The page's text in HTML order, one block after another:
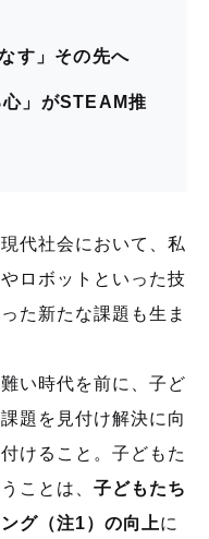
す」その先へ
心」がSTEAM推
代社会において、私
やロボットといった技
た新たな課題も生ま
い時代を前に、子ど
題を見付け解決に向
けること。子どもた
ことは、子どもたち
グ（注1）の向上に